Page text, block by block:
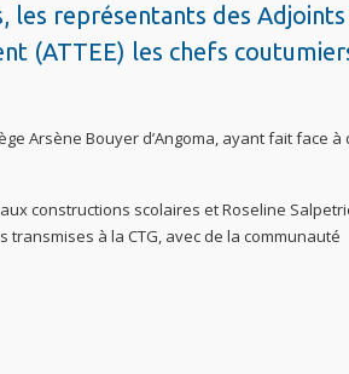
les représentants des Adjoints
(ATTEE) les chefs
Arsène Bouyer d’Angoma, ayant fait face à
constructions scolaires et Roseline
à la CTG, avec de la communauté